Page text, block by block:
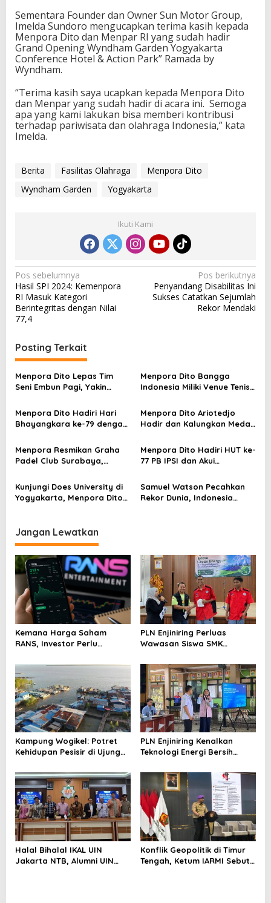
Sementara Founder dan Owner Sun Motor Group,
Imelda Sundoro mengucapkan terima kasih kepada
Menpora Dito dan Menpar RI yang sudah hadir
Grand Opening Wyndham Garden Yogyakarta
Conference Hotel & Action Park” Ramada by
Wyndham.
“Terima kasih saya ucapkan kepada Menpora Dito
dan Menpar yang sudah hadir di acara ini. Semoga
apa yang kami lakukan bisa memberi kontribusi
terhadap pariwisata dan olahraga Indonesia,” kata
Imelda.
Berita Fasilitas Olahraga
Menpora Dito
Wyndham Garden
Yogyakarta
Ikuti Kami
N
a
v
i
g
a
s
i
p
o
s
Pos sebelumnya
Hasil SPI 2024: Kemenpora
RI Masuk Kategori
Berintegritas dengan Nilai
77,4
Pos berikutnya
Penyandang Disabilitas Ini
Sukses Catatkan Sejumlah
Rekor Mendaki
Posting Terkait
Menpora Dito Lepas Tim
Seni Embun Pagi, Yakin
Global
Menpora Dito Bangga
Indonesia Miliki Venue Tenis
Menpora Dito Hadiri Hari
Bhayangkara ke-79 dengan
Menpora Dito Ariotedjo
Hadir dan Kalungkan Medali
Anggar Asia 2025 di Bali
Menpora Resmikan Graha
Padel Club Surabaya,
untuk Generasi Muda
Menpora Dito Hadiri HUT ke-
77 PB IPSI dan Akui
IPSI
Kunjungi Does University di
Yogyakarta, Menpora Dito
Samuel Watson Pecahkan
Rekor Dunia, Indonesia
Jangan Lewatkan
Kemana Harga Saham
RANS, Investor Perlu
Menghindari Spekulasi
Berlebihan
PLN Enjiniring Perluas
Wawasan Siswa SMK
Perubahan Iklim
Kampung Wogikel: Potret
Kehidupan Pesisir di Ujung
Bertahan di Tengah
Keterbatasan
PLN Enjiniring Kenalkan
Teknologi Energi Bersih
Halal Bihalal IKAL UIN
Jakarta NTB, Alumni UIN
Konflik Geopolitik di Timur
Tengah, Ketum IARMI Sebut